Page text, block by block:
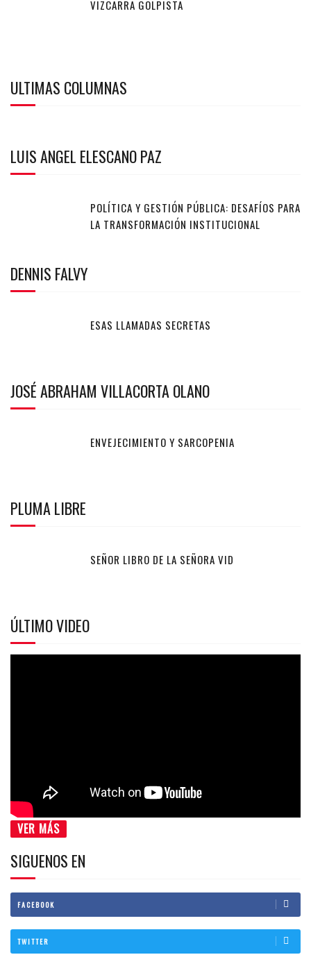
VIZCARRA GOLPISTA
ULTIMAS COLUMNAS
LUIS ANGEL ELESCANO PAZ
POLÍTICA Y GESTIÓN PÚBLICA: DESAFÍOS PARA
LA TRANSFORMACIÓN INSTITUCIONAL
DENNIS FALVY
ESAS LLAMADAS SECRETAS
JOSÉ ABRAHAM VILLACORTA OLANO
ENVEJECIMIENTO Y SARCOPENIA
PLUMA LIBRE
SEÑOR LIBRO DE LA SEÑORA VID
ÚLTIMO VIDEO
VER MÁS
SIGUENOS EN
FACEBOOK
TWITTER